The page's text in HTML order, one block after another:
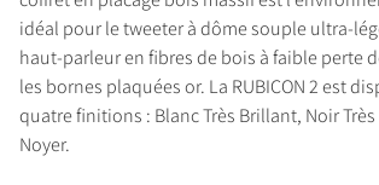
idéal pour le tweeter à dôme souple ultra-
haut-parleur en fibres de bois à faible perte
les bornes plaquées or. La RUBICON 2 est
quatre finitions : Blanc Très Brillant, Noir
Noyer.